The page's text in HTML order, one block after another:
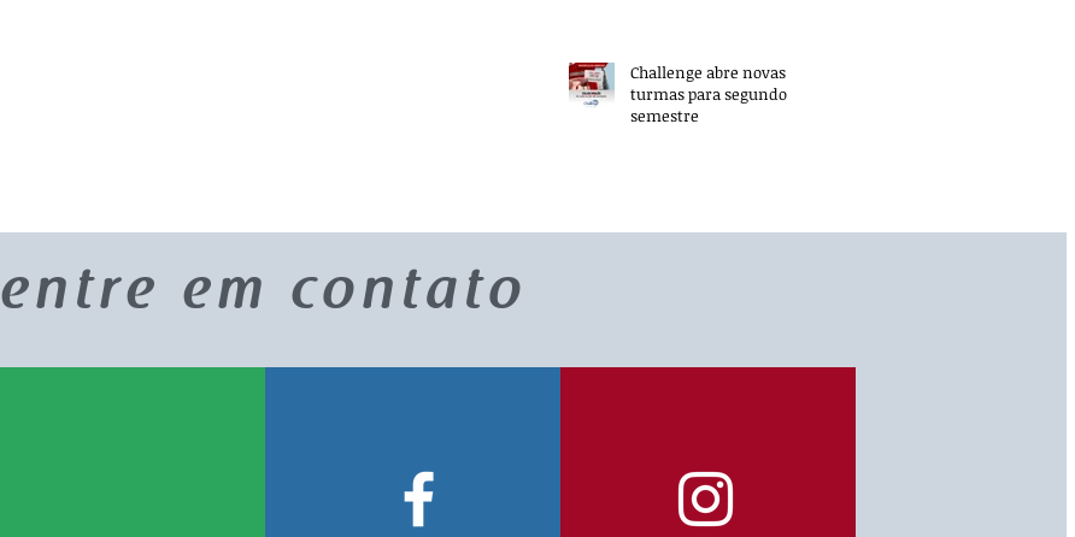
Challenge abre novas
turmas para segundo
semestre
entre em contato